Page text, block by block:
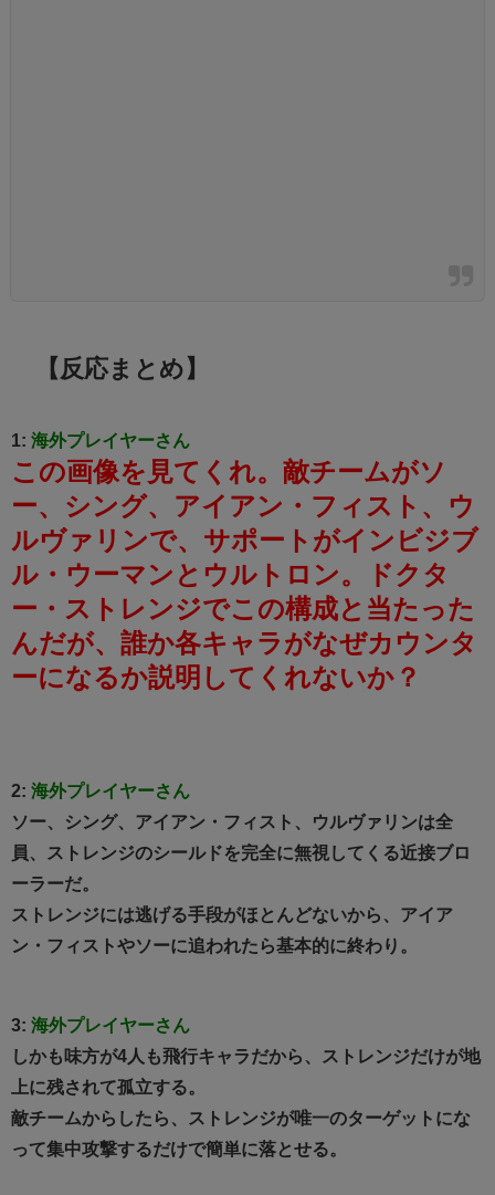
【反応まとめ】
1: 海外プレイヤーさん
この画像を見てくれ。 敵チームがソ
ー、シング、アイアン・フィスト、ウ
ルヴァリンで、サポートがインビジブ
ル・ウーマンとウルトロン。
ドクタ
ー・ストレンジでこの構成と当たった
んだが、誰か各キャラがなぜカウンタ
ーになるか説明してくれないか？
2: 海外プレイヤーさん
ソー、シング、アイアン・フィスト、ウルヴァリンは全
員、ストレンジのシールドを完全に無視してくる近接ブロ
ーラーだ。
ストレンジには逃げる手段がほとんどないから、アイア
ン・フィストやソーに追われたら基本的に終わり。
3: 海外プレイヤーさん
しかも味方が4人も飛行キャラだから、ストレンジだけが地
上に残されて孤立する。
敵チームからしたら、ストレンジが唯一のターゲットにな
って集中攻撃するだけで簡単に落とせる。